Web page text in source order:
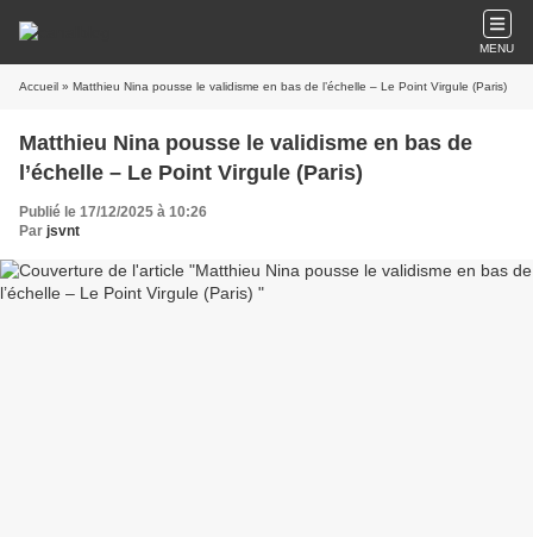
MENU
Accueil » Matthieu Nina pousse le validisme en bas de l’échelle – Le Point Virgule (Paris)
Matthieu Nina pousse le validisme en bas de
l’échelle – Le Point Virgule (Paris)
Publié le 17/12/2025 à 10:26
Par jsvnt